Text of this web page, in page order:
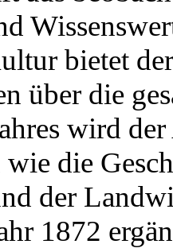
bietet
über die
wird
die
der
1872